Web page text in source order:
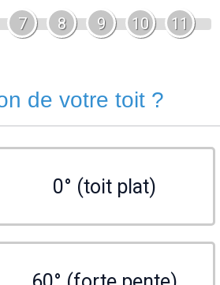
7 8 9 10 11
de votre toit ?
0° (toit plat)